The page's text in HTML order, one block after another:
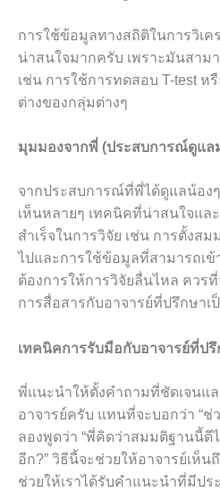
การใช้ข้อมูลทางสถิติในการวิเ
น่าสนใจมากครับ เพราะมันสาม
เช่น การใช้การทดสอบ T-test ห
ต่างของกลุ่มต่างๆ
มุมมองจากพี่ (ประสบการณ์ดูแล
จากประสบการณ์ที่พี่ได้ดูแลน้อง
เห็นหลายๆ เทคนิคที่น่าสนใจแล
สำเร็จในการวิจัย เช่น การตั้งส
ไปและการใช้ข้อมูลที่สามารถเข้
ต้องการให้การวิจัยลื่นไหล ควร
การสื่อสารกับอาจารย์ที่ปรึกษา
เทคนิคการรับมือกับอาจารย์ที่ปรึ
พี่แนะนำให้ตั้งคำถามที่ชัดเจนแล
อาจารย์ครับ แทนที่จะบอกว่า “
ลองพูดว่า “พี่คิดว่าสมมติฐานนี้ดี
อีก?” วิธีนี้จะช่วยให้อาจารย์เห็น
ช่วยให้เราได้รับคำแนะนำที่มีปร